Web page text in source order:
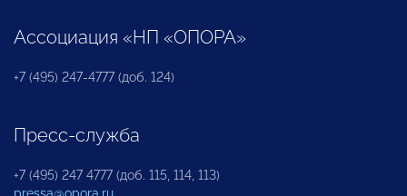
Ассоциация «НП «ОПОРА»
+7 (495) 247-4777 (доб. 124)
Пресс-служба
+7 (495) 247 4777 (доб. 115, 114, 113)